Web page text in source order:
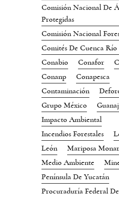
Comisión Nacional De
Protegidas
Comisión Nacional
Comités De Cuenca Río
Conabio
Conafor
Conanp
Conapesca
Contaminación
Grupo México
Impacto Ambiental
Incendios Forestales
León
Mariposa
Medio Ambiente
Península De Yucatán
Procuraduría Federal